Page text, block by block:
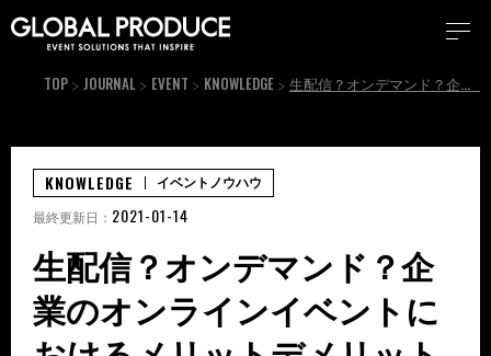
TOP JOURNAL EVENT KNOWLEDGE 生配信？オンデマンド？企業のオンラインイベントにおけるメリットデメリット徹底検証！
生配信？オンデマンド？企
業のオンラインイベントに
KNOWLEDGE イベントノウハウ
最終更新日： 2021-01-14